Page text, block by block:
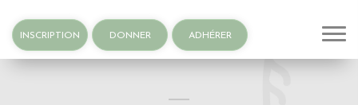
INSCRIPTION DONNER ADHÉRER